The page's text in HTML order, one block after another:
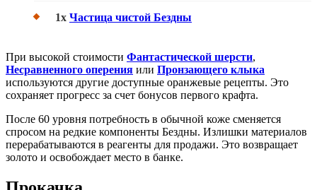
1x Частица чистой Бездны
При высокой стоимости Фантастической шерсти,
Несравненного оперения или Пронзающего клыка
используются другие доступные оранжевые рецепты. Это
сохраняет прогресс за счет бонусов первого крафта.
После 60 уровня потребность в обычной коже сменяется
спросом на редкие компоненты Бездны. Излишки материалов
перерабатываются в реагенты для продажи. Это возвращает
золото и освобождает место в банке.